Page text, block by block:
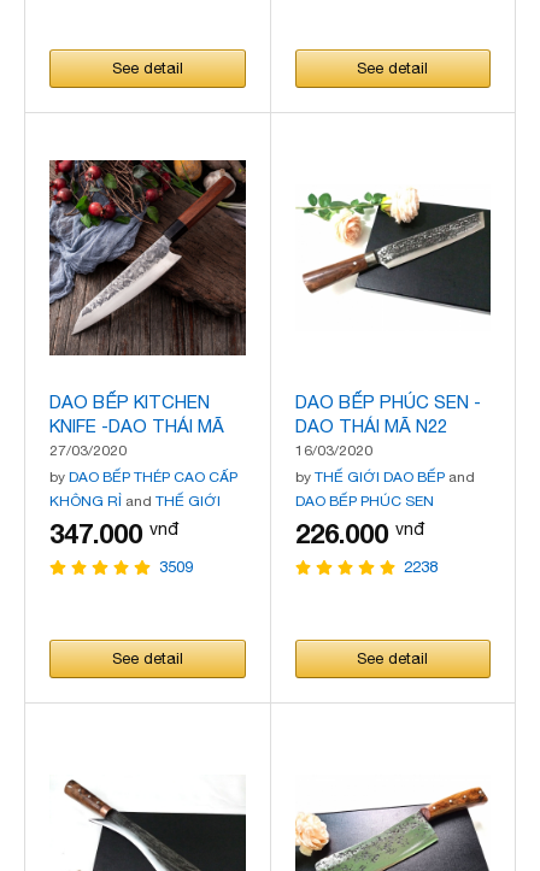
See detail See detail
DAO BẾP KITCHEN
KNIFE -DAO THÁI MÃ
DT133
27/03/2020
by DAO BẾP THÉP CAO CẤP
KHÔNG RỈ and THẾ GIỚI
DAO BẾP
347.000 vnđ
3509
See detail
DAO BẾP PHÚC SEN -
DAO THÁI MÃ N22
16/03/2020
by THẾ GIỚI DAO BẾPand
DAO BẾP PHÚC SEN
226.000 vnđ
2238
See detail